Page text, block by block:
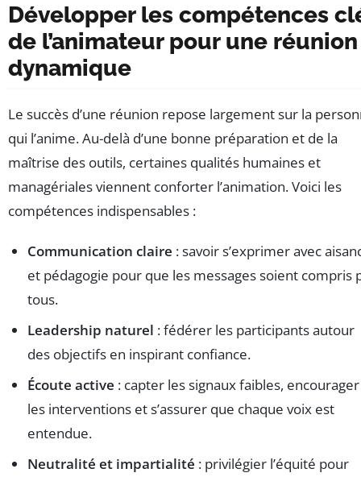
Développer les compétences
de l’animateur pour une réunion
dynamique
Le succès d’une réunion repose largement sur la
qui l’anime. Au-delà d’une bonne préparation et de la
maîtrise des outils, certaines qualités humaines et
managériales viennent conforter l’animation. Voici les
compétences indispensables :
Communication claire : savoir s’exprimer avec
et pédagogie pour que les messages soient compris
tous.
Leadership naturel : fédérer les participants autour
des objectifs en inspirant confiance.
Écoute active : capter les signaux faibles, encourager
les interventions et s’assurer que chaque voix est
entendue.
Neutralité et impartialité : privilégier l’équité pour